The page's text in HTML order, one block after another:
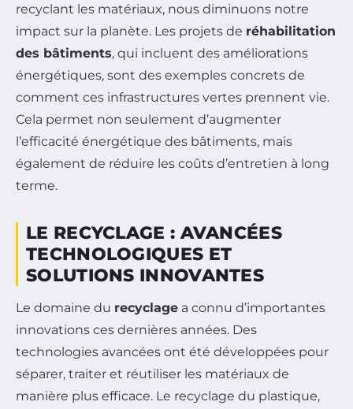
recyclant les matériaux, nous diminuons notre
impact sur la planète. Les projets de réhabilitation
des bâtiments, qui incluent des améliorations
énergétiques, sont des exemples concrets de
comment ces infrastructures vertes prennent vie.
Cela permet non seulement d’augmenter
l’efficacité énergétique des bâtiments, mais
également de réduire les coûts d’entretien à long
terme.
LE RECYCLAGE : AVANCÉES
TECHNOLOGIQUES ET
SOLUTIONS INNOVANTES
Le domaine du recyclage a connu d’importantes
innovations ces dernières années. Des
technologies avancées ont été développées pour
séparer, traiter et réutiliser les matériaux de
manière plus efficace. Le recyclage du plastique,